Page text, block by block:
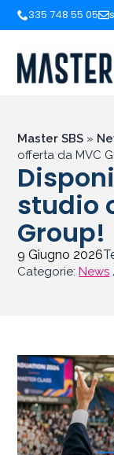
335 748 55 05
Master SBS »
offerta da MVC
studio
Group!
9 Giugno 2026
Categorie:News